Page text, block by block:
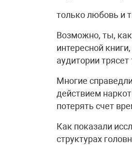
только любовь и
Возможно, ты,
интересной
аудитории трясет
Многие
действием
потерять счет
Как показали
структурах